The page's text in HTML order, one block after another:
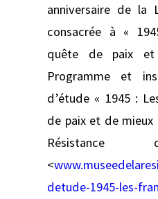
anniversaire de la
consacrée à «
quête de paix et
Programme et
d’étude « 1945 :
de paix et de mieux
Résistance
<
detude-1945-les-